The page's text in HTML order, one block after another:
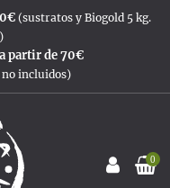
(sustratos y Biogold 5 kg.
partir de 70€
no incluidos)
0